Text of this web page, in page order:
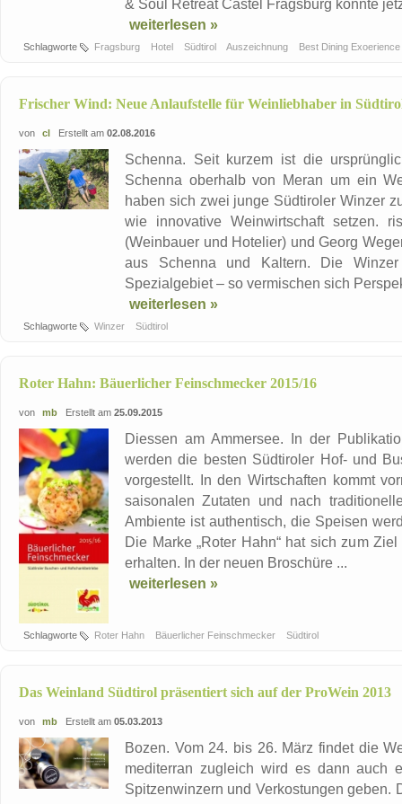
& Soul Retreat Castel Fragsburg konnte
weiterlesen »
Schlagworte Fragsburg Hotel Südtirol Auszeichnung Best Dining Exoerience
Frischer Wind: Neue Anlaufstelle für Weinliebhaber in
von cl Erstellt am 02.08.2016
Schenna. Seit kurzem ist die
Schenna oberhalb von Meran um ein
haben sich zwei junge Südtiroler Winzer
wie innovative Weinwirtschaft setzen.
(Weinbauer und Hotelier) und Georg
aus Schenna und Kaltern. Die
Spezialgebiet – so vermischen sich
weiterlesen »
Schlagworte Winzer Südtirol
Roter Hahn: Bäuerlicher Feinschmecker 2015/16
von mb Erstellt am 25.09.2015
Diessen am Ammersee. In der
werden die besten Südtiroler Hof- und
vorgestellt. In den Wirtschaften kommt
saisonalen Zutaten und nach
Ambiente ist authentisch, die Speisen
Die Marke „Roter Hahn“ hat sich zum
erhalten. In der neuen Broschüre ...
weiterlesen »
Schlagworte Roter Hahn Bäuerlicher Feinschmecker Südtirol
Das Weinland Südtirol präsentiert sich auf der ProWein 2013
von mb Erstellt am 05.03.2013
Bozen. Vom 24. bis 26. März findet die
mediterran zugleich wird es dann auch
Spitzenwinzern und Verkostungen geben.